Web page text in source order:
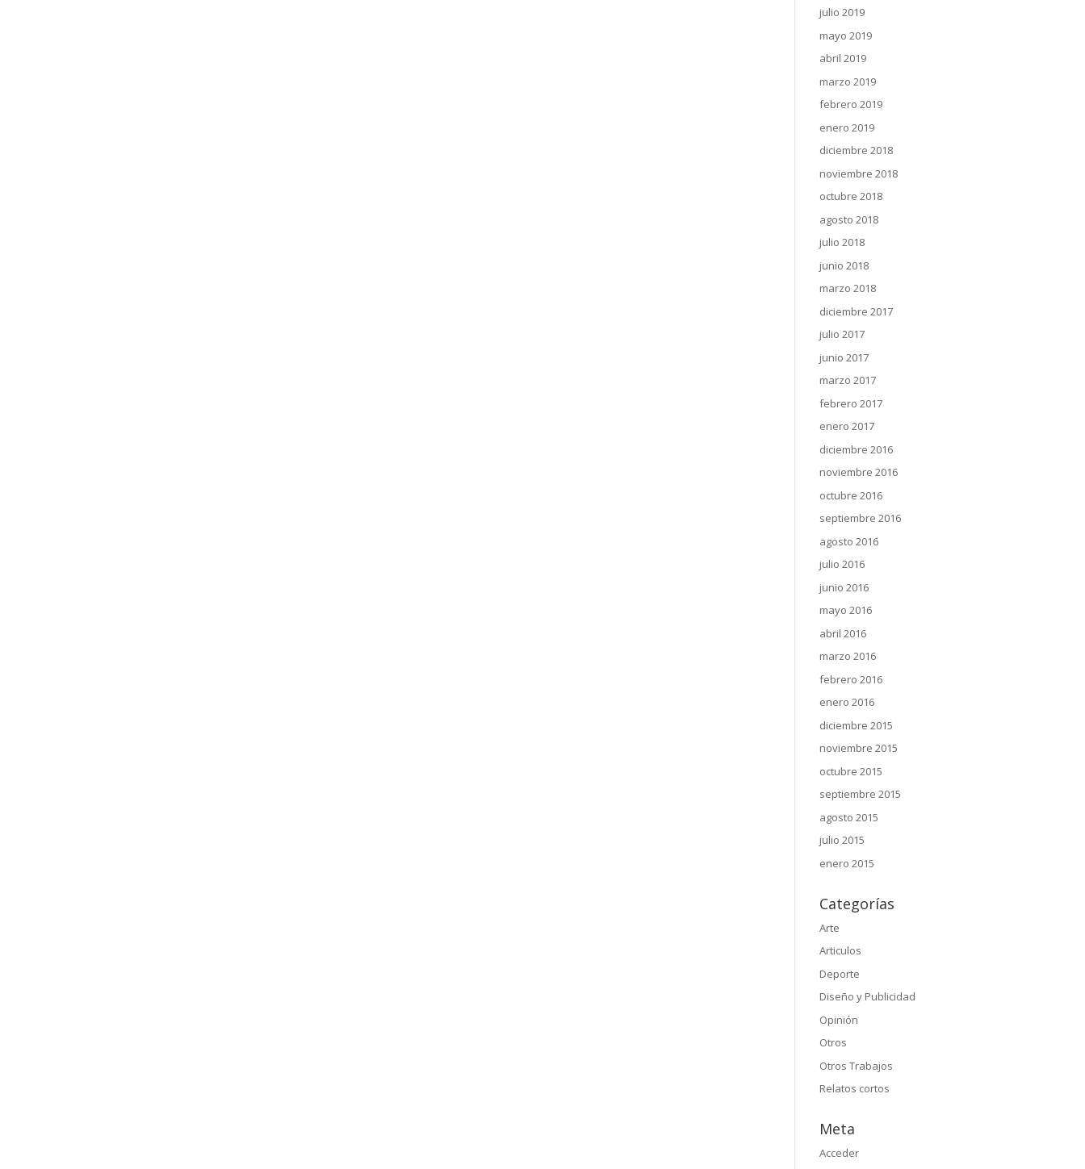
julio 2019
mayo 2019
abril 2019
marzo 2019
febrero 2019
enero 2019
diciembre 2018
noviembre 2018
octubre 2018
agosto 2018
julio 2018
junio 2018
marzo 2018
diciembre 2017
julio 2017
junio 2017
marzo 2017
febrero 2017
enero 2017
diciembre 2016
noviembre 2016
octubre 2016
septiembre 2016
agosto 2016
julio 2016
junio 2016
mayo 2016
abril 2016
marzo 2016
febrero 2016
enero 2016
diciembre 2015
noviembre 2015
octubre 2015
septiembre 2015
agosto 2015
julio 2015
enero 2015
Categorías
Arte
Articulos
Deporte
Diseño y Publicidad
Opinión
Otros
Otros Trabajos
Relatos cortos
Meta
Acceder